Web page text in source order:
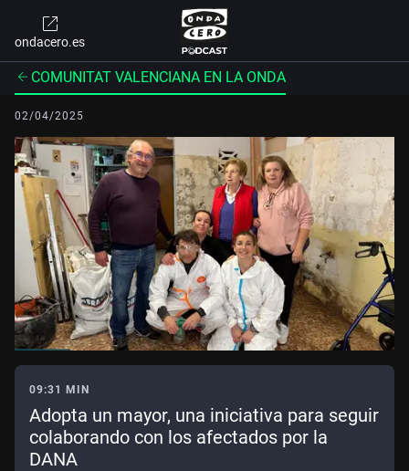
ondacero.es
COMUNITAT VALENCIANA EN LA ONDA
02/04/2025
09:31 MIN
Adopta un mayor, una iniciativa para seguir
colaborando con los afectados por la
DANA